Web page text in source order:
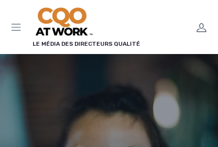
LE MÉDIA DES DIRECTEURS QUALITÉ
Panneau de gestion des cookies